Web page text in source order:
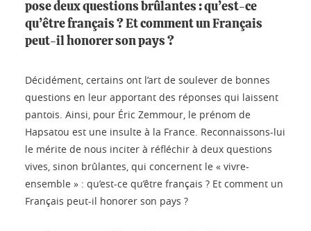
pose deux questions brûlantes : qu’est-ce
qu’être français ? Et comment un Français
peut-il honorer son pays ?
Décidément, certains ont l’art de soulever de bonnes
questions en leur apportant des réponses qui laissent
pantois. Ainsi, pour Éric Zemmour, le prénom de
Hapsatou est une insulte à la France. Reconnaissons-lui
le mérite de nous inciter à réfléchir à deux questions
vives, sinon brûlantes, qui concernent le « vivre-
ensemble » : qu’est-ce qu’être français ? Et comment un
Français peut-il honorer son pays ?